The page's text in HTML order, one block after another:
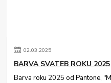
02.03.2025
BARVA SVATEB ROKU 2025
Barva roku 2025 od Pantone,